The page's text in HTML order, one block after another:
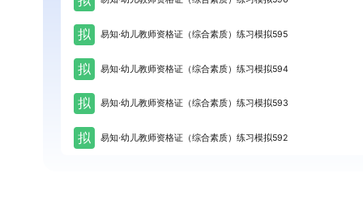
拟 易知·幼儿教师资格证（综合素质）练习模拟595
拟 易知·幼儿教师资格证（综合素质）练习模拟594
拟 易知·幼儿教师资格证（综合素质）练习模拟593
拟 易知·幼儿教师资格证（综合素质）练习模拟592